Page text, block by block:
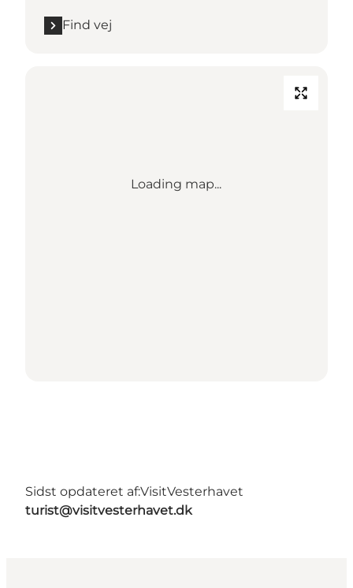
Find vej
Loading map...
Sidst opdateret af:VisitVesterhavet
turist@visitvesterhavet.dk